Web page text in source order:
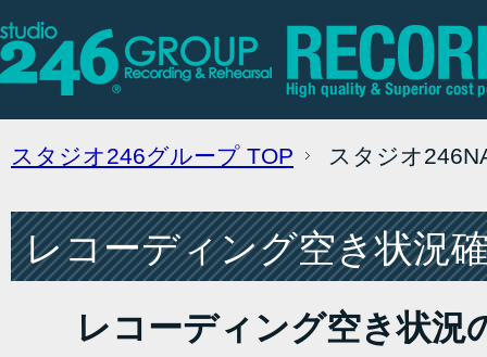
スタジオ246グループ TOP スタジオ
レコーディング空き状況
レコーディング空き状況